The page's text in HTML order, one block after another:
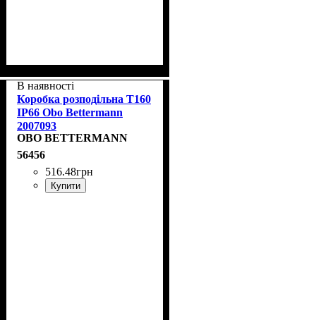
В наявності
Коробка розподільна T160
IP66 Obo Bettermann
2007093
OBO BETTERMANN
56456
516.48грн
Купити